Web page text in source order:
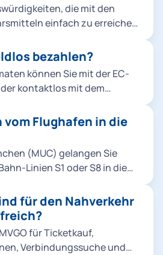
weiteren Sprachen
der MVGO
die mit den
einfach zu erreichen
oder "Münchner
Deutsches
bis
Arena U-
Sie die beste Route,
bezahlen?
können Sie mit der EC-
kontaktlos mit dem
in der App MVGO
bargeldlos.
vom Flughafen in die
(MUC) gelangen Sie
Linien S1 oder S8 in die
an.
für den Nahverkehr
für Ticketkauf,
Verbindungssuche und